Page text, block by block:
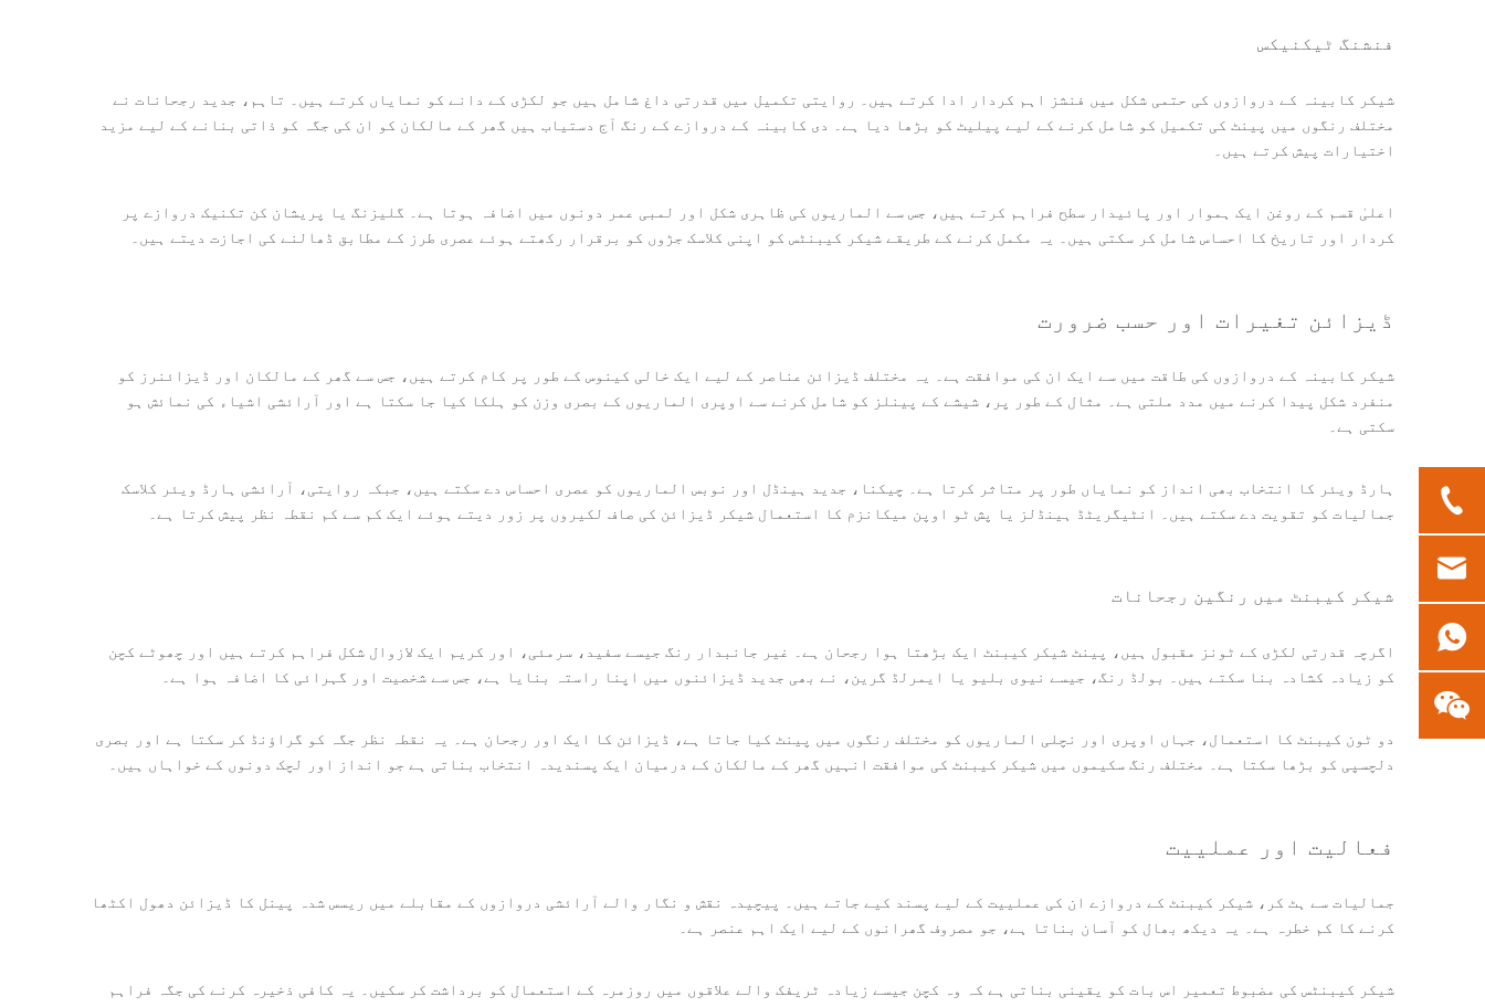
فنشنگ ٹیکنیکس
شیکر کابینہ کے دروازوں کی حتمی شکل میں فنشز اہم کردار ادا کرتے ہیں۔ روایتی تکمیل میں قدرتی داغ شامل ہیں جو لکڑی کے دانے کو نمایاں کرتے ہیں۔ تاہم، جدید رجحانات نے
مختلف رنگوں میں پینٹ کی تکمیل کو شامل کرنے کے لیے پیلیٹ کو بڑھا دیا ہے۔ دی کابینہ کے دروازے کے رنگ آج دستیاب ہیں گھر کے مالکان کو ان کی جگہ کو ذاتی بنانے کے لیے مزید
اختیارات پیش کرتے ہیں۔
اعلیٰ قسم کے روغن ایک ہموار اور پائیدار سطح فراہم کرتے ہیں، جس سے الماریوں کی ظاہری شکل اور لمبی عمر دونوں میں اضافہ ہوتا ہے۔ گلیزنگ یا پریشان کن تکنیک دروازے پر
کردار اور تاریخ کا احساس شامل کر سکتی ہیں۔ یہ مکمل کرنے کے طریقے شیکر کیبنٹس کو اپنی کلاسک جڑوں کو برقرار رکھتے ہوئے عصری طرز کے مطابق ڈھالنے کی اجازت دیتے ہیں۔
ڈیزائن تغیرات اور حسب ضرورت
شیکر کابینہ کے دروازوں کی طاقت میں سے ایک ان کی موافقت ہے۔ یہ مختلف ڈیزائن عناصر کے لیے ایک خالی کینوس کے طور پر کام کرتے ہیں، جس سے گھر کے مالکان اور ڈیزائنرز کو
منفرد شکل پیدا کرنے میں مدد ملتی ہے۔ مثال کے طور پر، شیشے کے پینلز کو شامل کرنے سے اوپری الماریوں کے بصری وزن کو ہلکا کیا جا سکتا ہے اور آرائشی اشیاء کی نمائش ہو
سکتی ہے۔
ہارڈ ویئر کا انتخاب بھی انداز کو نمایاں طور پر متاثر کرتا ہے۔ چیکنا، جدید ہینڈل اور نوبس الماریوں کو عصری احساس دے سکتے ہیں، جبکہ روایتی، آرائشی ہارڈ ویئر کلاسک
جمالیات کو تقویت دے سکتے ہیں۔ انٹیگریٹڈ ہینڈلز یا پش ٹو اوپن میکانزم کا استعمال شیکر ڈیزائن کی صاف لکیروں پر زور دیتے ہوئے ایک کم سے کم نقطہ نظر پیش کرتا ہے۔
شیکر کیبنٹ میں رنگین رجحانات
اگرچہ قدرتی لکڑی کے ٹونز مقبول ہیں، پینٹ شیکر کیبنٹ ایک بڑھتا ہوا رجحان ہے۔ غیر جانبدار رنگ جیسے سفید، سرمئی، اور کریم ایک لازوال شکل فراہم کرتے ہیں اور چھوٹے کچن
کو زیادہ کشادہ بنا سکتے ہیں۔ بولڈ رنگ، جیسے نیوی بلیو یا ایمرلڈ گرین، نے بھی جدید ڈیزائنوں میں اپنا راستہ بنایا ہے، جس سے شخصیت اور گہرائی کا اضافہ ہوا ہے۔
دو ٹون کیبنٹ کا استعمال، جہاں اوپری اور نچلی الماریوں کو مختلف رنگوں میں پینٹ کیا جاتا ہے، ڈیزائن کا ایک اور رجحان ہے۔ یہ نقطہ نظر جگہ کو گراؤنڈ کر سکتا ہے اور بصری
دلچسپی کو بڑھا سکتا ہے۔ مختلف رنگ سکیموں میں شیکر کیبنٹ کی موافقت انہیں گھر کے مالکان کے درمیان ایک پسندیدہ انتخاب بناتی ہے جو انداز اور لچک دونوں کے خواہاں ہیں۔
فعالیت اور عملییت
جمالیات سے ہٹ کر، شیکر کیبنٹ کے دروازے ان کی عملییت کے لیے پسند کیے جاتے ہیں۔ پیچیدہ نقش و نگار والے آرائشی دروازوں کے مقابلے میں ریسس شدہ پینل کا ڈیزائن دھول اکٹھا
کرنے کا کم خطرہ ہے۔ یہ دیکھ بھال کو آسان بناتا ہے، جو مصروف گھرانوں کے لیے ایک اہم عنصر ہے۔
شیکر کیبنٹس کی مضبوط تعمیر اس بات کو یقینی بناتی ہے کہ وہ کچن جیسے زیادہ ٹریفک والے علاقوں میں روزمرہ کے استعمال کو برداشت کر سکیں۔ یہ کافی ذخیرہ کرنے کی جگہ فراہم